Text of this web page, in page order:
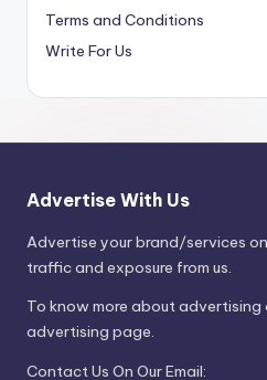
Terms and Conditions
Write For Us
Advertise With Us
Advertise your brand/services
traffic and exposure from us.
To know more about
advertising page.
Contact Us On Our Email: